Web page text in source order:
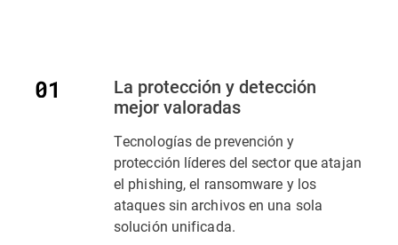
La protección y detección
mejor valoradas
Tecnologías de prevención y
protección líderes del sector que atajan
el phishing, el ransomware y los
ataques sin archivos en una sola
solución unificada.